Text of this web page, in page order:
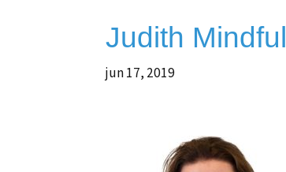
Judith
jun 17, 2019